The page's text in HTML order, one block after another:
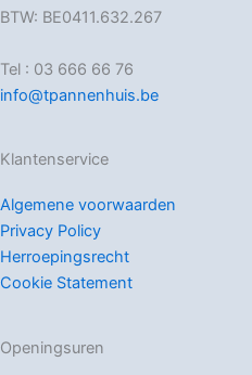
BTW: BE0411.632.267
Tel : 03 666 66 76
info@tpannenhuis.be
Klantenservice
Algemene voorwaarden
Privacy Policy
Herroepingsrecht
Cookie Statement
Openingsuren